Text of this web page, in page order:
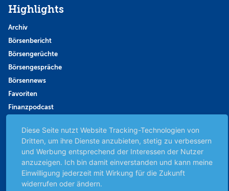
Highlights
Archiv
Börsenbericht
Börsengerüchte
Börsengespräche
Börsennews
Favoriten
Finanzpodcast
Thema der Woche
Themen & Börse
Abo & Shop
Diese Seite nutzt Website Tracking-Technologien von
Dritten, um ihre Dienste anzubieten, stetig zu verbessern
und Werbung entsprechend der Interessen der Nutzer
anzuzeigen. Ich bin damit einverstanden und kann meine
Einwilligung jederzeit mit Wirkung für die Zukunft
widerrufen oder ändern.